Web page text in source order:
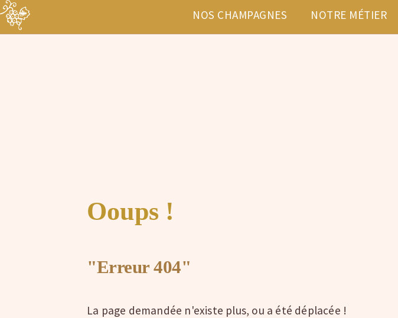
NOS CHAMPAGNES NOTRE MÉTIER
Ooups !
"Erreur 404"
La page demandée n'existe plus, ou a été déplacée !